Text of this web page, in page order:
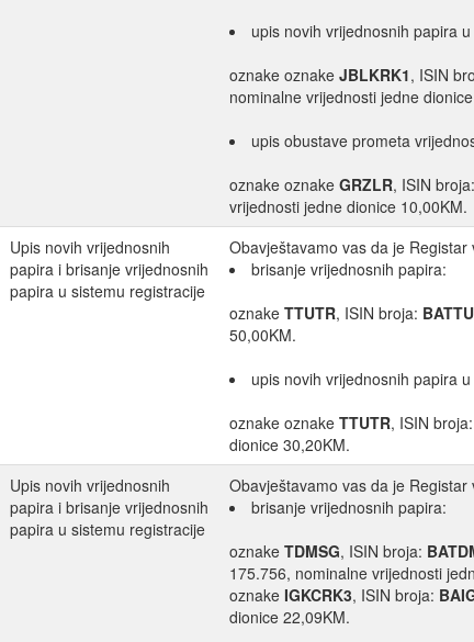
upis novih vrijednosnih papira
oznake oznake JBLKRK1, ISIN
nominalne vrijednosti jedne
upis obustave prometa
oznake oznake GRZLR, ISIN broja:
vrijednosti jedne dionice 10,00KM.
Upis novih vrijednosnih
papira i brisanje vrijednosnih
papira u sistemu registracije
Obavještavamo vas da je
brisanje vrijednosnih papira:
oznake TTUTR, ISIN broja:
50,00KM.
upis novih vrijednosnih papira
oznake oznake TTUTR, ISIN broja:
dionice 30,20KM.
Upis novih vrijednosnih
papira i brisanje vrijednosnih
papira u sistemu registracije
Obavještavamo vas da je
brisanje vrijednosnih papira:
oznake TDMSG, ISIN broja:
175.756, nominalne vrijednosti
oznake IGKCRK3, ISIN broja:
dionice 22,09KM.